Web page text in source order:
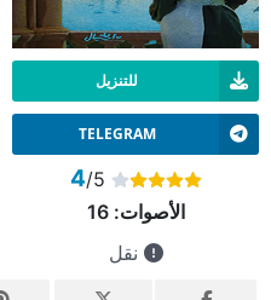
للتنزيل
TELEGRAM
4/5
الأصوات:16
نقل